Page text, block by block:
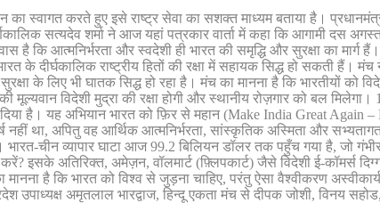
स्वागत करते हुए इसे राष्ट्र सेवा का सशक्त माध्यम बताया है।
सत्यदेव शर्मा ने आज यहां पत्रकार वार्ता में कहा कि आगामी दस
आत्मनिर्भरता और स्वदेशी ही भारत की समृद्धि और सुरक्षा का मार्ग
के दीर्घकालिक राष्ट्रीय हितों की रक्षा में सहायक सिद्ध हो सकती हैं।
के लिए भी घातक सिद्ध हो रहा है। मंच का मानना है कि भारतीयों को
मूल्यवान विदेशी मुद्रा की रक्षा होगी और स्थानीय रोज़गार को बल
है। यह अभियान भारत को फ़िर से महान (Make India Great Again –
था, अपितु वह आर्थिक आत्मनिर्भरता, सांस्कृतिक अस्मिता और
भारत-चीन व्यापार घाटा आज 99.2 बिलियन डॉलर तक पहुँच गया है, जो
अतिरिक्त, अमेज़न, वॉलमार्ट (फ़्लिपकार्ट) जैसे विदेशी ई-कॉमर्स
है कि भारत को विश्व से जुड़ना चाहिए, परंतु ऐसा वैश्वीकरण
उपाध्यक्ष अमृतलाल भारद्वाज, हिन्दू एकता मंच से दीपक जोशी, विनय